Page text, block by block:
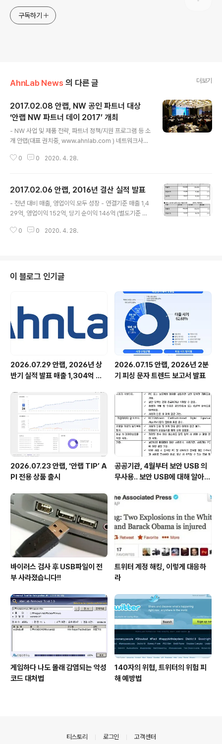
구독하기
AhnLab News 의 다른 글 더보기
2017.02.08 안랩, NW 공인 파트너 대상
‘안랩 NW 파트너 데이 2017’ 개최
- NW 사업 및 제품 전략, 파트너 정책/지원 프로그램 등 소
개 안랩(대표 권치중, www.ahnlab.com ) 네트워크사업
'안랩 NW 파트너 데이 2017'을 개최했다. 이번 행사에서
공유했다. 이 날 행사에서 네트워크사업부를 총괄하는 고
광수 상무는 “파트너와의 상생으로 ‘지속 가능한 성장 기
반’을 구축해, 국내 네트워크 보안시장의 확고한 리더로 자
했다. 또, NW개발본부 노영진 본부장은 안랩 네트워크 보
0 0 2020. 4. 28.
2017.02.06 안랩, 2016년 결산 실적 발표
- 전년 대비 매출, 영업이익 모두 성장 - 연결기준 매출 1,4
29억, 영업이익 152억, 당기 순이익 146억 (별도기준 매
(대표 권치중, www.ahnlab.com)은 연결재무제표 기준
년대비 연결기준 매출액 84억(6%), 영업이익 33억(2
7%), 순이익은 27억(23%)이 각각 증가한 수치다. 별도
기준으로는 매출액 85억(6%), 영업이익 29억(24%), 순
이익은 30억(27%) 증가했다. 안랩은 자사의 보안 SW 및
네트워크 보안 제품, ..
0 0 2020. 4. 28.
이 블로그 인기글
2026.07.29 안랩, 2026년 상
반기 실적 발표 매출 1,304억 원,
2026.07.15 안랩, 2026년 2분
기 피싱 문자 트렌드 보고서 발표
2026.07.23 안랩, ‘안랩 TIP’ A
PI 전용 상품 출시
공공기관, 4월부터 보안 USB 의
무사용.. 보안 USB에 대해 알아봅
바이러스 검사 후 USB파일이 전
부 사라졌습니다!!
트위터 계정 해킹, 이렇게 대응하
라
게임하다 나도 몰래 감염되는 악성
코드 대처법
140자의 위협, 트위터의 위험 피
해 예방법
티스토리 로그인 고객센터